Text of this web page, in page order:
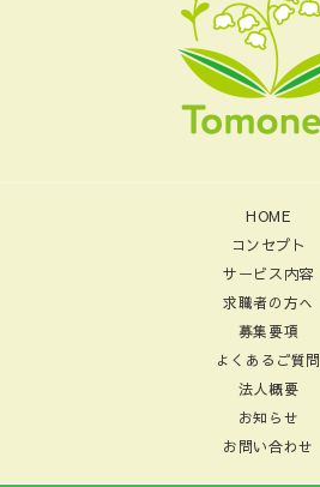
HOME
コンセプト
サービス内容
求職者の方へ
募集要項
よくあるご質問
法人概要
お知らせ
お問い合わせ